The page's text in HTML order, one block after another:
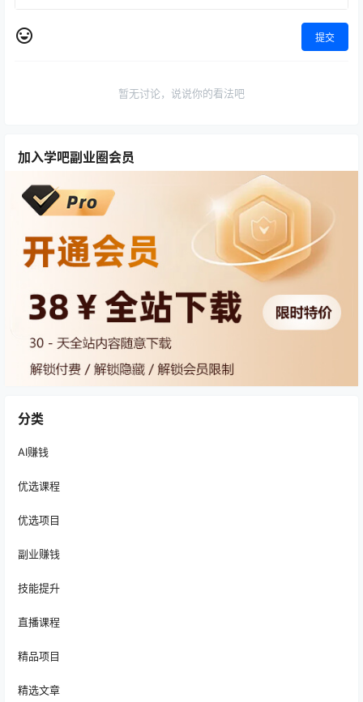
提交
暂无讨论，说说你的看法吧
加入学吧副业圈会员
分类
AI赚钱
优选课程
优选项目
副业赚钱
技能提升
直播课程
精品项目
精选文章